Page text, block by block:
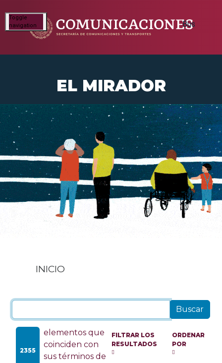
Toggle
navigation
EL MIRADOR
INICIO
2355
elementos que
coinciden con
sus términos de
FILTRAR LOS
RESULTADOS
ORDENAR
POR